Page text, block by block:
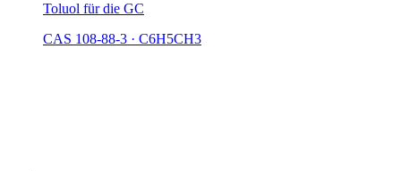
Toluol für die GC
CAS 108-88-3 · C6H5CH3